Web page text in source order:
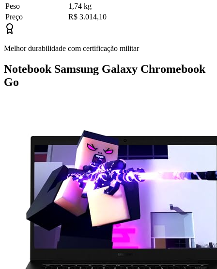
Peso
1,74 kg
Preço
R$ 3.014,10
Melhor durabilidade com certificação militar
Notebook Samsung Galaxy Chromebook
Go